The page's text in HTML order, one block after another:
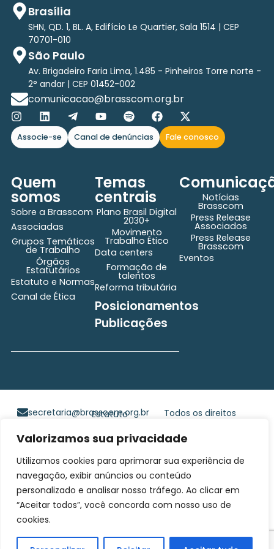
Valorizamos sua privacidade
Utilizamos cookies para aprimorar sua experiência de
navegação, exibir anúncios ou conteúdo
personalizado e analisar nosso tráfego. Ao clicar em
“Aceitar todos”, você concorda com nosso uso de
cookies.
Brasília
SHN, QD. 1, BL. A, Edifício Le Quartier, Sala 1514 | CEP
70701-010
São Paulo
Av. Brigadeiro Faria Lima, 1.485 - Pinheiros Torre norte -
2° andar | CEP 01452-002
comunicacao@brasscom.org.br
Associe-se Canal de denúncias Fale conosco
Quem
somos
Sobre a Brasscom
Associadas
Grupos Temáticos
de Trabalho
Órgãos
Estatutários
Estatuto e Normas
Canal de Ética
Temas
centrais
Plano Brasil Digital
2030+
Movimento
Trabalho Ético
Data centers
Formação de
talentos
Reforma tributária
Posicionamentos
Publicações
Notícias
Brasscom
Press Release
Associados
Press Release
Brasscom
Eventos
Todos os direitos
BRASSCOM |
desenvolvido porGim
Digital
secretaria@brasscom.org.br
Estatuto